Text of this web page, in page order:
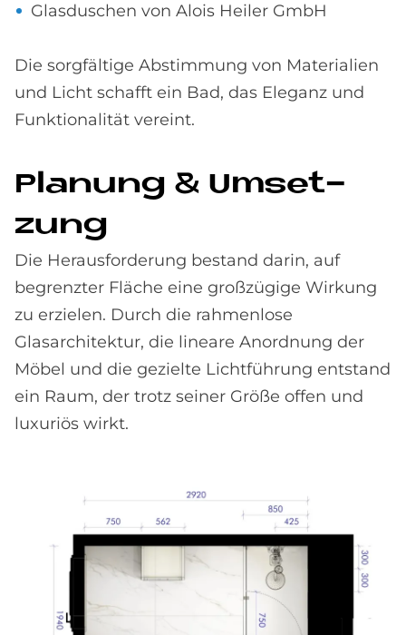
Glasduschen von Alois Heiler GmbH
Die sorgfältige Abstimmung von Materialien
und Licht schafft ein Bad, das Eleganz und
Funktionalität vereint.
Pla­nung & Um­set­
zung
Die Herausforderung bestand darin, auf
begrenzter Fläche eine großzügige Wirkung
zu erzielen. Durch die rahmenlose
Glasarchitektur, die lineare Anordnung der
Möbel und die gezielte Lichtführung entstand
ein Raum, der trotz seiner Größe offen und
luxuriös wirkt.